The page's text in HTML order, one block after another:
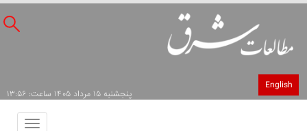
English
پنجشنبه ۱۵ مرداد ۱۴۰۵ ساعت: ۱۳:۵۶
Toggle